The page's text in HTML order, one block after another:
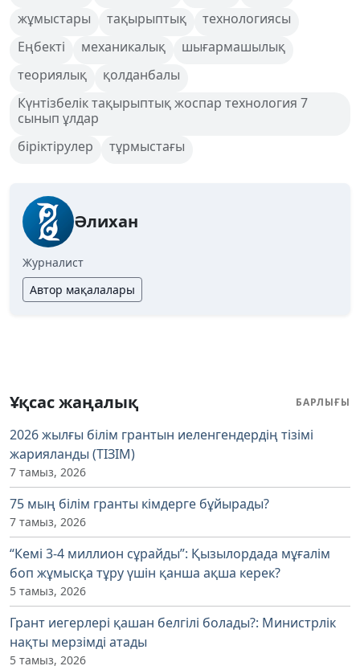
жұмыстары
тақырыптық
технологиясы
Еңбекті
механикалық
шығармашылық
теориялық
қолданбалы
Күнтізбелік тақырыптық жоспар технология 7
сынып ұлдар
біріктірулер
тұрмыстағы
Әлихан
Журналист
Автор мақалалары
Ұқсас жаңалық БАРЛЫҒЫ
2026 жылғы білім грантын иеленгендердің тізімі
жарияланды (ТІЗІМ)
7 тамыз, 2026
75 мың білім гранты кімдерге бұйырады?
7 тамыз, 2026
“Кемі 3-4 миллион сұрайды”: Қызылордада мұғалім
боп жұмысқа тұру үшін қанша ақша керек?
5 тамыз, 2026
Грант иегерлері қашан белгілі болады?: Министрлік
нақты мерзімді атады
5 тамыз, 2026